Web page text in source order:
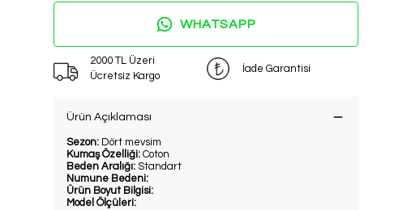
WHATSAPP
2000 TL Üzeri
Ücretsiz Kargo
İade Garantisi
Ürün Açıklaması
Sezon: Dört mevsim
Kumaş Özelliği: Coton
Beden Aralığı: Standart
Numune Bedeni:
Ürün Boyut Bilgisi:
Model Ölçüleri: